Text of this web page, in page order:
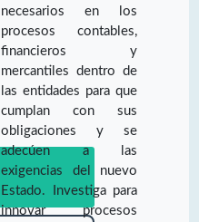
necesarios en los
procesos contables,
financieros y
mercantiles dentro de
las entidades para que
cumplan con sus
obligaciones y se
adecúen a las
exigencias del nuevo
Estado. Investiga para
innovar procesos